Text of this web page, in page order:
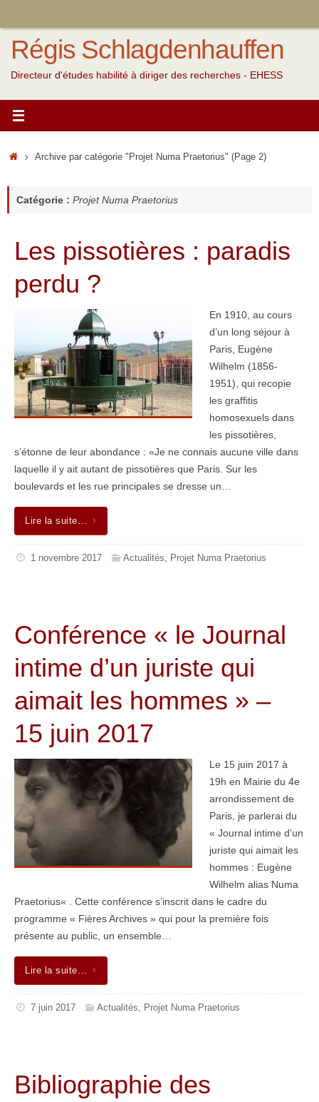
contenu
Régis Schlagdenhauffen
Directeur d'études habilité à diriger des recherches - EHESS
Accueil
Archive par catégorie "Projet Numa Praetorius" (Page 2)
Catégorie : Projet Numa Praetorius
Les pissotières : paradis
perdu ?
En 1910, au cours
d’un long séjour à
Paris, Eugène
Wilhelm (1856-
1951), qui recopie
les graffitis
homosexuels dans
les pissotières,
s’étonne de leur abondance : «Je ne connais aucune ville dans
laquelle il y ait autant de pissotières que Paris. Sur les
boulevards et les rue principales se dresse un…
Lire la suite…
1 novembre 2017 Actualités Projet Numa Praetorius
Conférence « le Journal
intime d’un juriste qui
aimait les hommes » –
15 juin 2017
Le 15 juin 2017 à
19h en Mairie du 4e
arrondissement de
Paris, je parlerai du
« Journal intime d’un
juriste qui aimait les
hommes : Eugène
Wilhelm alias Numa
Praetorius« . Cette conférence s’inscrit dans le cadre du
programme « Fières Archives » qui pour la première fois
présente au public, un ensemble…
Lire la suite…
7 juin 2017 Actualités Projet Numa Praetorius
Bibliographie des